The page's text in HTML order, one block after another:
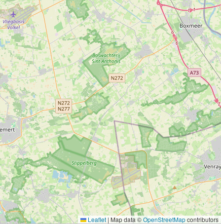
Leaflet | Map data ©OpenStreetMapcontributors